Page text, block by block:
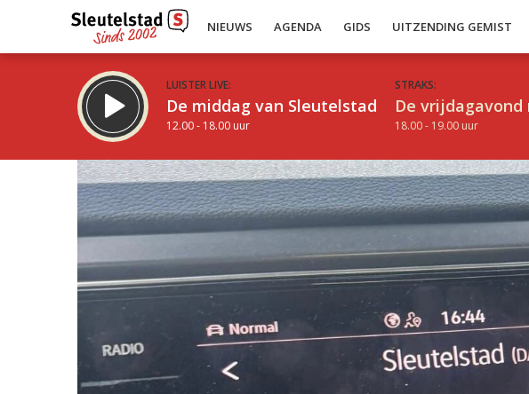
NIEUWS AGENDA GIDS UITZENDING GEMIST
LUISTER LIVE:
De middag van Sleutelstad
12.00 - 18.00 uur
STRAKS:
De vrijdagavond
18.00 - 19.00 uur